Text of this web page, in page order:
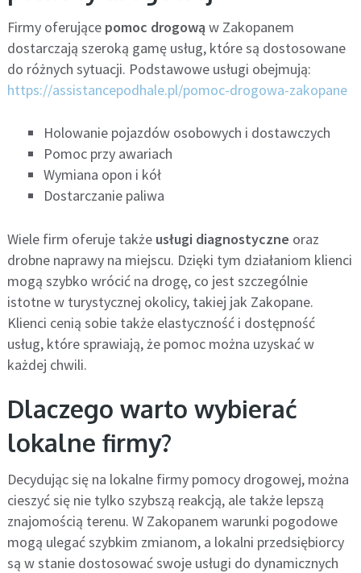
Firmy oferujące pomoc drogową w Zakopanem
dostarczają szeroką gamę usług, które są dostosowane
do różnych sytuacji. Podstawowe usługi obejmują:
https://assistancepodhale.pl/pomoc-drogowa-zakopane
Holowanie pojazdów osobowych i dostawczych
Pomoc przy awariach
Wymiana opon i kół
Dostarczanie paliwa
Wiele firm oferuje także usługi diagnostyczne oraz
drobne naprawy na miejscu. Dzięki tym działaniom klienci
mogą szybko wrócić na drogę, co jest szczególnie
istotne w turystycznej okolicy, takiej jak Zakopane.
Klienci cenią sobie także elastyczność i dostępność
usług, które sprawiają, że pomoc można uzyskać w
każdej chwili.
Dlaczego warto wybierać
lokalne firmy?
Decydując się na lokalne firmy pomocy drogowej, można
cieszyć się nie tylko szybszą reakcją, ale także lepszą
znajomością terenu. W Zakopanem warunki pogodowe
mogą ulegać szybkim zmianom, a lokalni przedsiębiorcy
są w stanie dostosować swoje usługi do dynamicznych